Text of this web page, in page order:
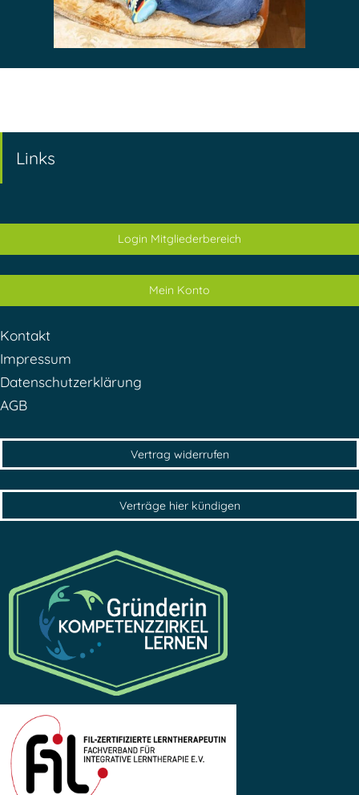
Links
Login Mitgliederbereich
Mein Konto
Kontakt
Impressum
Datenschutzerklärung
AGB
Vertrag widerrufen
Verträge hier kündigen